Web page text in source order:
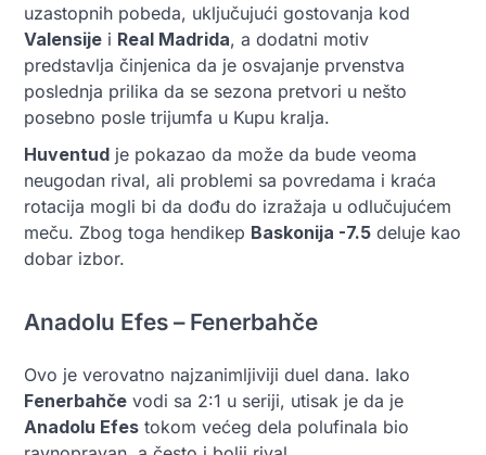
uzastopnih pobeda, uključujući gostovanja kod
Valensije i Real Madrida, a dodatni motiv
predstavlja činjenica da je osvajanje prvenstva
poslednja prilika da se sezona pretvori u nešto
posebno posle trijumfa u Kupu kralja.
Huventud je pokazao da može da bude veoma
neugodan rival, ali problemi sa povredama i kraća
rotacija mogli bi da dođu do izražaja u odlučujućem
meču. Zbog toga hendikep Baskonija -7.5 deluje kao
dobar izbor.
Anadolu Efes – Fenerbahče
Ovo je verovatno najzanimljiviji duel dana. Iako
Fenerbahče vodi sa 2:1 u seriji, utisak je da je
Anadolu Efes tokom većeg dela polufinala bio